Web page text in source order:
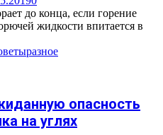
до конца, если горение
жидкости впитается в
разное
опасность
на углях